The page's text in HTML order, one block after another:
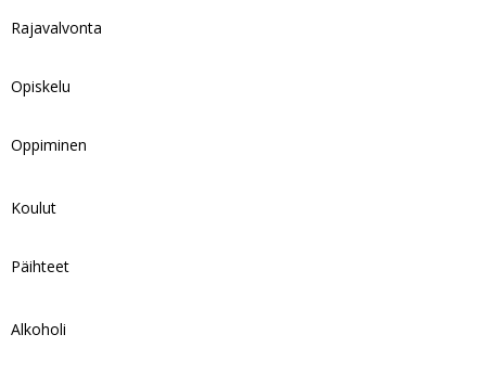
Rajavalvonta
Opiskelu
Oppiminen
Koulut
Päihteet
Alkoholi